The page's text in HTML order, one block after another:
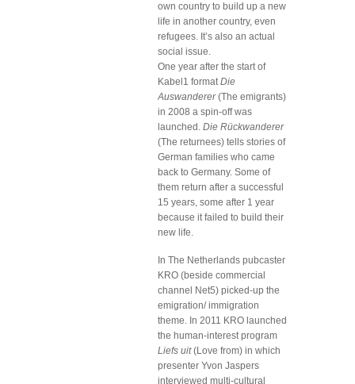
own country to build up a new
life in another country, even
refugees. It’s also an actual
social issue.
One year after the start of
Kabel1 formatDie
Auswanderer(The emigrants)
in 2008 a spin-off was
launched. Die Rückwanderer
(The returnees) tells stories of
German families who came
back to Germany. Some of
them return after a successful
15 years, some after 1 year
because it failed to build their
new life.
In The Netherlands pubcaster
KRO (beside commercial
channel Net5) picked-up the
emigration/ immigration
theme. In 2011 KRO launched
the human-interest program
Liefs uit(Love from) in which
presenter Yvon Jaspers
interviewed multi-cultural